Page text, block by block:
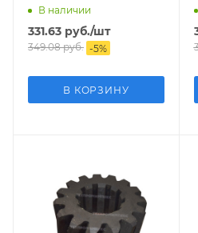
В наличии
331.63 руб./шт
349.08руб. -5%
В КОРЗИНУ